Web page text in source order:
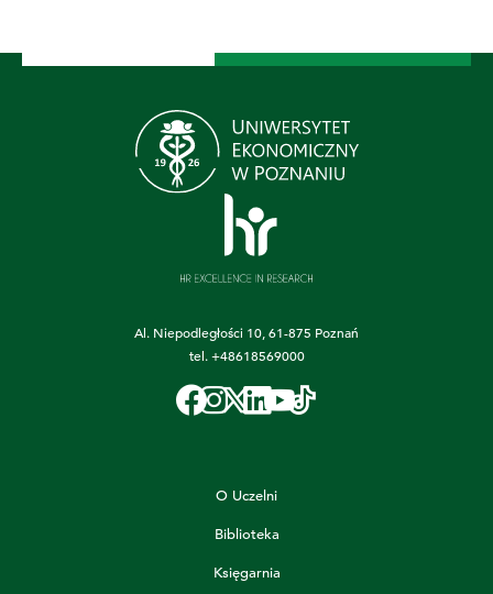
Al. Niepodległości 10, 61-875 Poznań
tel.+48618569000
O Uczelni
Biblioteka
Księgarnia